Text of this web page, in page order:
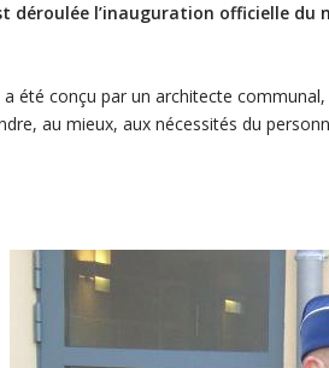
déroulée l’inauguration officielle
été conçu par un architecte
au mieux, aux nécessités du